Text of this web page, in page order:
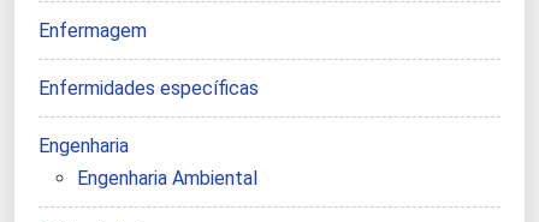
Enfermagem
Enfermidades específicas
Engenharia
Engenharia Ambiental